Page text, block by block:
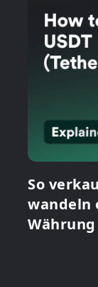
So
wandeln